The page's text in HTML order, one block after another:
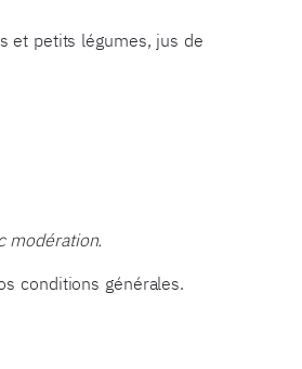
et petits légumes, jus de
modération.
conditions générales.